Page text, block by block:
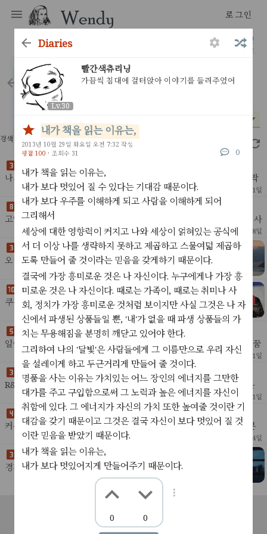
로그인
Lv.30
diaries
검색 결과 33개 2.30초
나의 말과 글이 평범해지고 있다
나의 문장들이다른이들의 표현과다른이들의 관용구에 둘려쌓여 옴짝
달싹 못하고 있다.은유하지 못하고 직유하지도 못한다.“정말, 너무, 최
고, 좋다, 부족하다, 슬프다, 뛰어나다...”문
2023년 5월 1일
고양이를 만나러 가는 오늘,
고양이를 만나러 가는 오늘, 깨끗히 몸을 단장하고 출발을 준비하는 사
이,어젯밤 아이가 죽었다는 문자를 받았다. 내가 코로나에 격리되지만
않았어도 빨리 치료할 수 있었을거라고 했다.
24 2 2022년 9월 18일
지금 나는 무엇을 하고 있나
오래 전, 그래봤자 5년전, 파이썬 라이브러리들은 돌아가지
않았다.그 동안 세상이 변했다.맥의 cpu 제조사가 변했고 트
위터 인증 시스템이 변했고 포탈들의 컨텐츠 로딩 방식이 바
뀌
27 2022년 8월 15일
이곳에 서서
쿠팡에서 상하차를 하고 배민에서 음식을 배달하고전시회
에서 드론을 나르고 부동산 경매 수업을 들었다.그 동안 주
식은 7천만원이 올랐다가 다시 마이너스 천만원이 되었고구
글 광고를 끊은
39 1 2022년 8월 3일
일어날때가 되어서 꾸게된 꿈
일어날때가 다 되어서야 꿈을 꿨다.아주 오랜만에 보광이를 만났다. 꿈
속에서 만난건 처음이지 싶다. 보광이는 으레 그 능글맞은 미소를 지으
며 살짝 고개를 숙이고 사업이야기를 했다.신
18 2022년 5월 11일
R&D 비용이 너무 많이 들어가고 있다. 그렇다고 성공의 확률이 높은
것도 아니다. 아직은 때가 아닌것만 같다.고민 중, 조금 더 가볍게 테스
트해 보고 싶은 아이디어가 떠올
17 2022년 5월 1일
에펨코리아
커뮤니티에 영향을 받고 있다. 그들의 분노를 계속 접하다 보니 그 분
노가 내게도 전해지는 것을 느낀다. 좋은면도 많지만 나쁜면도 많은 곳
이다.내 감정의 움직임을 유심히 보고 그 움
2022년 3월 24일
실제로는 조금 더 회색에 가까운 색
경계에 선 색을 좋아한다.blue-grey나 orange나 purple,
light-green 같은 색이 좋다.그 중에서도 가장 좋아하는 색
은 블루그레이.지금 이 무렵의 색이다.
46
머리속에 떠오르는 그 느낌
책을 읽으며 머릿속에 떠오르는 것들, 새로운 해석들, 새로운 호기심,
새로운 도전을 향한 욕망들이 너무 좋은 것이
개인정보처리방침
diaries
Lv.30
빨간색츄리닝
가끔씩 침대에 걸터앉아 이야기를 들려주었어
내가 책을 읽는 이유는,
2013년 10월 29일 화요일 오전 7:32 작성
평점 100 · 조회수 31 0
내가 책을 읽는 이유는,
내가 보다 멋있어 질 수 있다는 기대감 때문이다.
내가 보다 우주를 이해하게 되고 사람을 이해하게 되어
그리해서
세상에 대한 영향력이 커지고 나와 세상이 얽혀있는 공식에
서 더 이상 나를 생략하지 못하고 제곱하고 스물여덟 제곱하
도록 만들어 줄 것이라는 믿음을 갖게하기 때문이다.
결국에 가장 흥미로운 것은 나 자신이다. 누구에게나 가장 흥
미로운 것은 나 자신이다. 때로는 가족이, 때로는 취미나 사
회, 정치가 가장 흥미로운 것처럼 보이지만 사실 그것은 나 자
신에서 파생된 상품들일 뿐, '내'가 없을 때 파생 상품들의 가
치는 무용해짐을 분명히 깨닫고 있어야 한다.
그리하여 나의 '달빛'은 사람들에게 그 이름만으로 우리 자신
을 설레이게 하고 두근거리게 만들어 줄 것이다.
명품을 사는 이유는 가치있는 어느 장인의 에너지를 그만한
대가를 주고 구입함으로써 그 노력과 높은 에너지를 자신이
취함에 있다. 그 에너지가 자신의 가치 또한 높여줄 것이란 기
대감을 갖기 때문이고 그것은 결국 자신이 보다 멋있어 질 것
이란 믿음을 받았기 때문이다.
내가 책을 읽는 이유는,
내가 보다 멋있어지게 만들어주기 때문이다.
0 0